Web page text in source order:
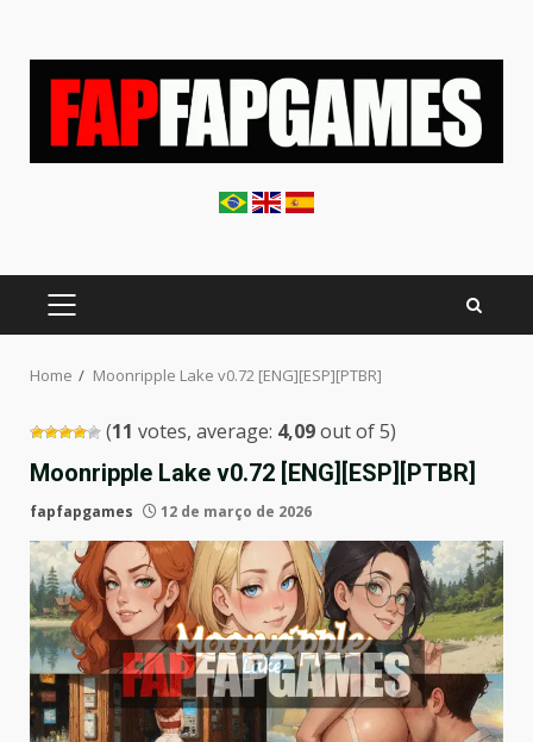
PRIMARY
MENU
Home Moonripple Lake v0.72 [ENG][ESP][PTBR]
(11 votes, average: 4,09out of 5)
Moonripple Lake v0.72 [ENG][ESP][PTBR]
fapfapgames 12 de março de 2026